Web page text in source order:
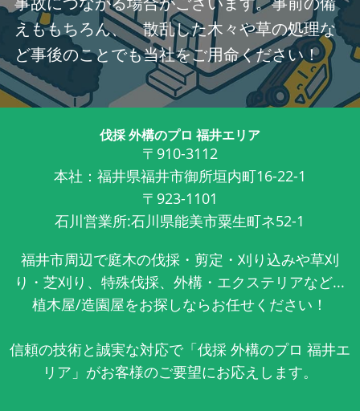
えももちろん、 散乱した木々や草の処理な
ど事後のことでも当社をご用命ください！
伐採 外構のプロ 福井エリア
〒910-3112
本社：福井県福井市御所垣内町16-22-1
〒923-1101
石川営業所:石川県能美市粟生町ネ52-1
福井市周辺で庭木の伐採・剪定・刈り込みや草刈
り・芝刈り、特殊伐採、外構・エクステリアなど...
植木屋/造園屋をお探しならお任せください！
信頼の技術と誠実な対応で「伐採 外構のプロ 福井エ
リア」がお客様のご要望にお応えします。